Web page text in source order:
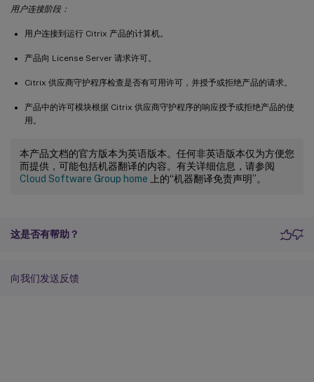
用户连接阶段：
用户连接到运行 Citrix 产品的计算机。
产品向 License Server 请求许可。
Citrix 供应商守护程序检查是否有可用许可，并授予或拒绝产品的请求。
产品中的许可模块根据 Citrix 供应商守护程序的响应授予或拒绝产品的使
用。
本产品文档的官方版本为英语版本。任何非英语版本仅为方便您
而提供，可能包括机器翻译的内容。有关详细信息，请参阅
Cloud Software Group home 上的“机器翻译免责声明”。
这是否有帮助？
向我们发送反馈